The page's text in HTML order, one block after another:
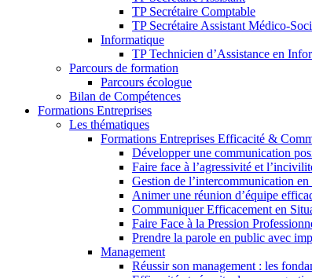
TP Secrétaire Comptable
TP Secrétaire Assistant Médico-
Informatique
TP Technicien d’Assistance en
Parcours de formation
Parcours écologue
Bilan de Compétences
Formations Entreprises
Les thématiques
Formations Entreprises Efficacité &
Développer une communication
Faire face à l’agressivité et
Gestion de l’intercommunication en
Animer une réunion d’équipe
Communiquer Efficacement en
Faire Face à la Pression
Prendre la parole en public avec
Management
Réussir son management : les